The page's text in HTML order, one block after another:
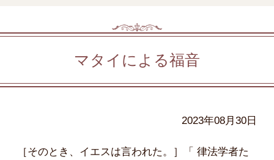
マタイによる福音
2023年08月30日
［そのとき、イエスは言われた。］「 律法学者た